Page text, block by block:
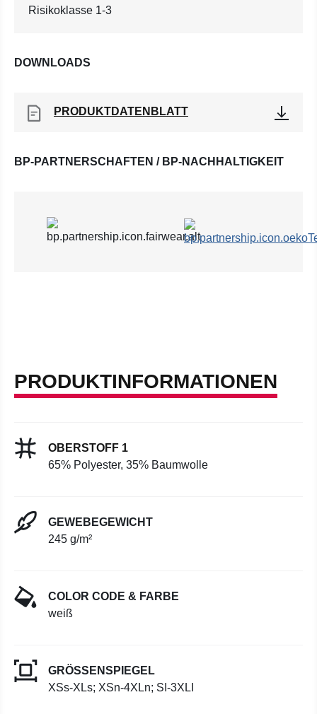
Risikoklasse 1-3
DOWNLOADS
PRODUKTDATENBLATT
BP-PARTNERSCHAFTEN / BP-NACHHALTIGKEIT
PRODUKTINFORMATIONEN
OBERSTOFF 1
65% Polyester, 35% Baumwolle
GEWEBEGEWICHT
245 g/m²
COLOR CODE & FARBE
weiß
GRÖSSENSPIEGEL
XSs-XLs; XSn-4XLn; SI-3XLI